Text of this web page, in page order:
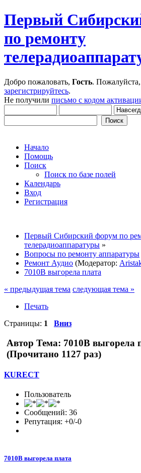
Первый
по ремонту
Добро пожаловать, Гость. Пожалуйста,
зарегистрируйтесь.
Не получили письмо с кодом
Начало
Помощь
Поиск
Поиск по базе полей
Календарь
Вход
Регистрация
Первый Сибирский форум по
телерадиоаппаратуры »
Вопросы по ремонту аппаратуры
Ремонт Аудио (Модератор:
7010В выгорела плата
« предыдущая тема следующая тема »
Печать
Страницы: 1 Вниз
Автор Тема: 7010В выгорела
(Прочитано 1127 раз)
KURECT
Пользователь
Сообщений: 36
Репутация: +0/-0
7010В выгорела плата